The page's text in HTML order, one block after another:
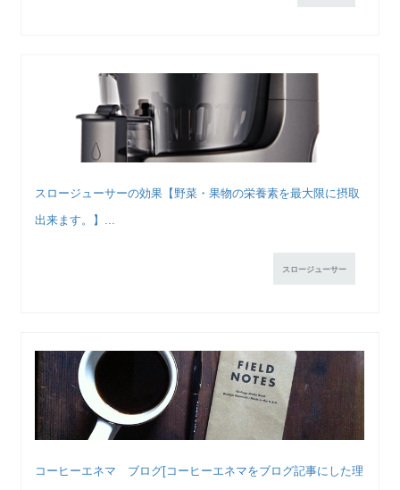
スロージューサーの効果【野菜・果物の栄養素を最大限に摂取
出来ます。】...
スロージューサー
コーヒーエネマ ブログ[コーヒーエネマをブログ記事にした理